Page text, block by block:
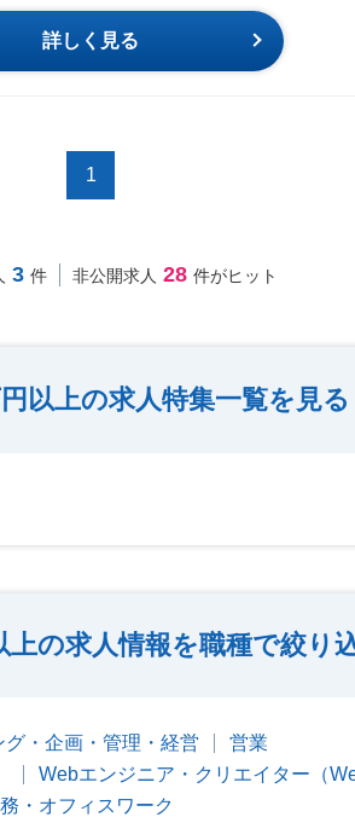
詳しく見る
1
3 件 非公開求人 28 件がヒット
以上の求人特集一覧を見る
上の求人情報を職種で絞り
グ・企画・管理・経営
営業
Webエンジニア・クリエイター（
・オフィスワーク